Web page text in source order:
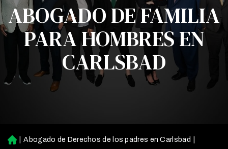
ABOGADO DE FAMILIA
PARA HOMBRES EN
CARLSBAD
Ini
Abogado de Derechos de los padres en Carlsbad